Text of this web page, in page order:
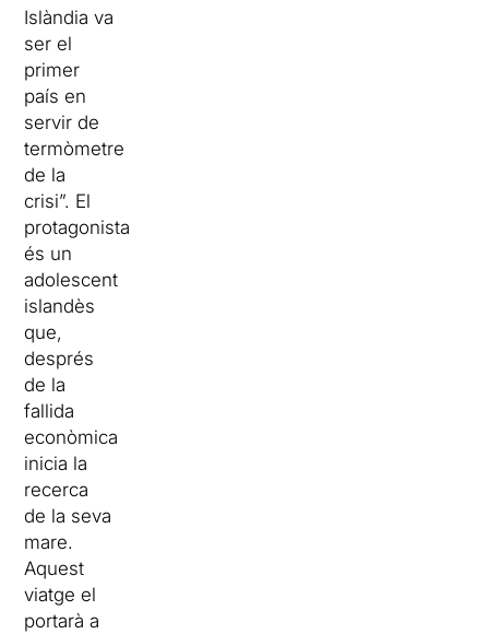
Islàndia va
ser el
primer
país en
servir de
termòmetre
de la
crisi”. El
protagonista
és un
adolescent
islandès
que,
després
de la
fallida
econòmica
inicia la
recerca
de la seva
mare.
Aquest
viatge el
portarà a